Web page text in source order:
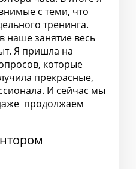
с теми, что
тренинга.
наше занятие весь
Я пришла на
которые
прекрасные,
И сейчас мы
продолжаем